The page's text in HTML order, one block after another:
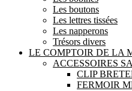
Les boutons
Les lettres tissées
Les napperons
Trésors divers
LE COMPTOIR DE LA
ACCESSOIRES
CLIP
FERMOIR